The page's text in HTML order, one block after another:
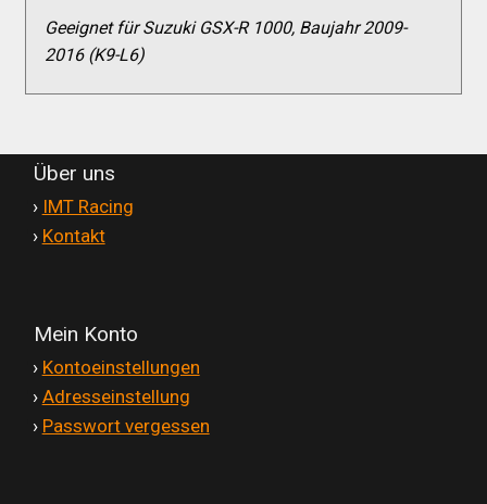
Mein Konto
Allgemeine Geschäftsbedingungen
FAQs
Impressum
Widerruf
Geeignet für Suzuki GSX-R 1000, Baujahr 2009-
2016 (K9-L6)
Über uns
› IMT Racing
› Kontakt
Mein Konto
› Kontoeinstellungen
› Adresseinstellung
› Passwort vergessen